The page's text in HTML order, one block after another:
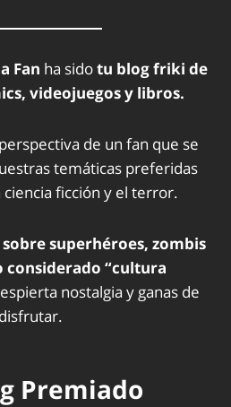
Fan ha sidotu blog friki de
videojuegos y libros.
de un fan que se
temáticas preferidas
ciencia ficción y el terror.
superhéroes, zombis
considerado “cultura
nostalgia y ganas de
disfrutar.
Premiado